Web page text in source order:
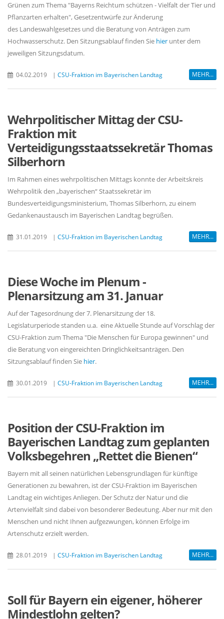
Grünen zum Thema "Bayerns Reichtum schützen - Vielfalt der Tier und
Pflanzarten erhalten", Gesetzentwürfe zur Änderung
des Landeswahlgesetzes und die Beratung von Anträgen zum
Hochwasserschutz. Den Sitzungsablauf finden Sie hier unter dem
jeweiligen Sitzungsdatum.
04.02.2019 | CSU-Fraktion im Bayerischen Landtag MEHR...
Wehrpolitischer Mittag der CSU-
Fraktion mit
Verteidigungsstaatssekretär Thomas
Silberhorn
Im Rahmen eines wehrpolitischen Mittags konnte der Arbeitskreis
Wehrpolitik den „bayerischen“ Staatssekretär im
Bundesverteidigungsministerium, Thomas Silberhorn, zu einem
Gedankenaustausch im Bayerischen Landtag begrüßen.
31.01.2019 | CSU-Fraktion im Bayerischen Landtag MEHR...
Diese Woche im Plenum -
Plenarsitzung am 31. Januar
Auf der Tagesordnung der 7. Plenarsitzung der 18.
Legislaturperiode standen u.a. eine Aktuelle Stunde auf Vorschlag der
CSU-Fraktion zum Thema "Die Menschen für Europa gewinnen" und
die Beratung von eingereichten Dringlichkeitsanträgen. Den
Sitzungsablauf finden Sie hier.
30.01.2019 | CSU-Fraktion im Bayerischen Landtag MEHR...
Position der CSU-Fraktion im
Bayerischen Landtag zum geplanten
Volksbegehren „Rettet die Bienen“
Bayern mit all seinen natürlichen Lebensgrundlagen für künftige
Generationen zu bewahren, ist der CSU-Fraktion im Bayerischen
Landtag ein wichtiges Anliegen. Der Schutz der Natur und die
Artenvielfalt sind dabei von besonderer Bedeutung. Aber nur mit den
Menschen und nicht Ihnen aufgezwungen, können Erfolge im
Artenschutz erzielt werden.
28.01.2019 | CSU-Fraktion im Bayerischen Landtag MEHR...
Soll für Bayern ein eigener, höherer
Mindestlohn gelten?